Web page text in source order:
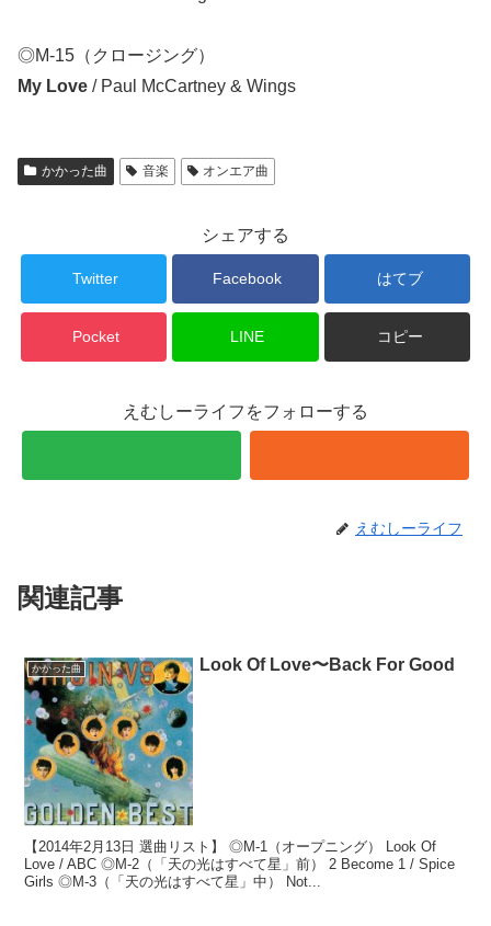
◎M-15（クロージング）
My Love / Paul McCartney & Wings
かかった曲 音楽 オンエア曲
シェアする
Twitter Facebook はてブ
Pocket LINE コピー
えむしーライフをフォローする
えむしーライフ
関連記事
かかった曲 Look Of Love〜Back For Good
【2014年2月13日 選曲リスト】 ◎M-1（オープニング） Look Of
Love / ABC ◎M-2（「天の光はすべて星」前） 2 Become 1 / Spice
Girls ◎M-3（「天の光はすべて星」中） Not...